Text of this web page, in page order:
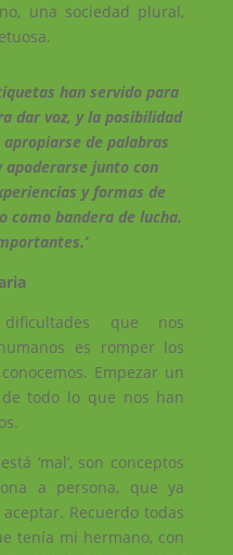
una sociedad plural,
han servido para
dar voz, y la posibilidad
de palabras
junto con
y formas de
como bandera de lucha.
que nos
es romper los
Empezar un
todo lo que nos han
‘mal’, son conceptos
a persona, que ya
Recuerdo todas
tenía mi hermano, con